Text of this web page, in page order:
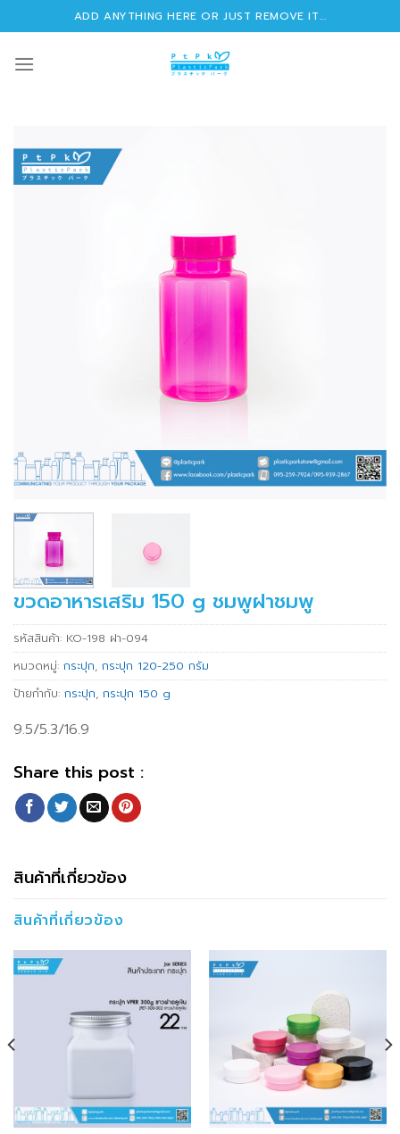
to
content
ADD ANYTHING HERE OR JUST REMOVE IT...
ขวดอาหารเสริม 150 g ชมพูฝาชมพู
รหัสสินค้า: KO-198 ฝา-094
หมวดหมู่: กระปุก, กระปุก 120-250 กรัม
ป้ายกำกับ: กระปุก, กระปุก 150 g
9.5/5.3/16.9
Share this post :
สินค้าที่เกี่ยวข้อง
สินค้าที่เกี่ยวข้อง